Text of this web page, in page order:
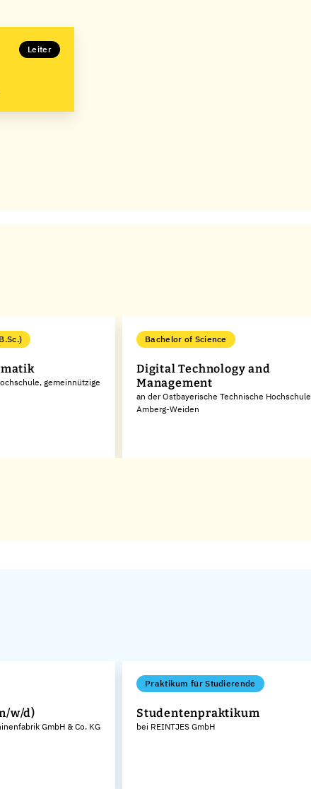
Leiter
gemeinnützige
Bachelor of Science
Digital Technology and
Management
an der Ostbayerische Technische Hochschule
Amberg-Weiden
w/d)
GmbH & Co. KG
Praktikum für Studierende
Studentenpraktikum
bei REINTJES GmbH